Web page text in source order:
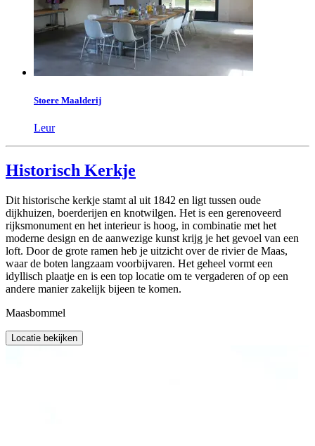
Stoere Maalderij
Leur
Historisch Kerkje
Dit historische kerkje stamt al uit 1842 en ligt tussen oude
dijkhuizen, boerderijen en knotwilgen. Het is een gerenoveerd
rijksmonument en het interieur is hoog, in combinatie met het
moderne design en de aanwezige kunst krijg je het gevoel van een
loft. Door de grote ramen heb je uitzicht over de rivier de Maas,
waar de boten langzaam voorbijvaren. Het geheel vormt een
idyllisch plaatje en is een top locatie om te vergaderen of op een
andere manier zakelijk bijeen te komen.
Maasbommel
Locatie bekijken